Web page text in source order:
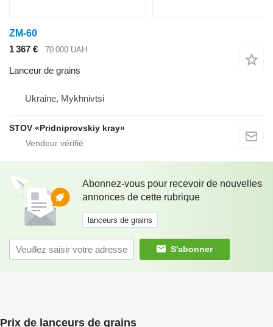
ZM-60
1 367 €
70 000 UAH
Lanceur de grains
Ukraine, Mykhnivtsi
STOV «Pridniprovskiy kray»
Abonnez-vous pour recevoir de nouvelles
annonces de cette rubrique
lanceurs de grains
S'abonner
Prix de lanceurs de grains